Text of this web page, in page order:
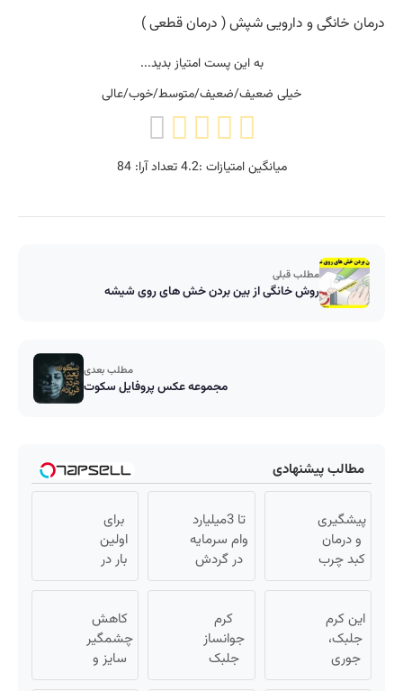
درمان خانگی و دارویی شپش ( درمان قطعی )
به این پست امتیاز بدید...
خیلی ضعیف/ضعیف/متوسط/خوب/عالی
میانگین امتیازات :4.2تعداد آرا:84
مطلب قبلی
روش خانگی از بین بردن خش های روی شیشه
مطلب بعدی
مجموعه عکس پروفایل سکوت
مطالب پیشنهادی
پیشگیری
و درمان
کبد چرب
با این
گیاهی
تا 3میلیارد
وام سرمایه
در گردش
فروشندگان
فروشگاهت
رو ثبت کن
برای
اولین
بار در
ایران
این
دکتر
کرم
ترمیم
این کرم
جلبک،
جوری
چروکاتو
کرم
جوانساز
جلبک
اسپیرولینا
کاهش
چشمگیر
سایز و
وزن با